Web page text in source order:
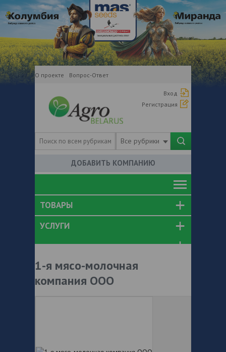
О проекте Вопрос-Ответ
Вход
Регистрация
Все рубрики
ДОБАВИТЬ КОМПАНИЮ
ТОВАРЫ
УСЛУГИ
1-я мясо-молочная
компания ООО